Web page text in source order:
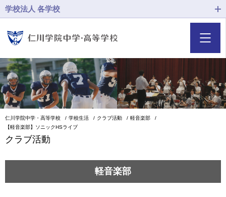
学校法人 各学校
仁川学院中学・高等学校 学校生活 クラブ活動
軽音楽部
【軽音楽部】ソニックHSライブ
クラブ活動
軽音楽部